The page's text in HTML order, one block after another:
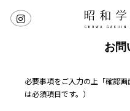
お問
必要事項をご入力の上「確認
は必須項目です。）